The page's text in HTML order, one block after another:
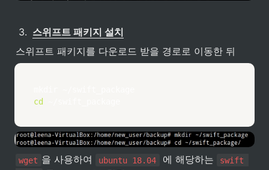
3. 스위프트 패키지 설치
스위프트 패키지를 다운로드 받을 경로로 이동한 뒤
cd
wget 을 사용하여 ubuntu 18.04 에 해당하는
swift